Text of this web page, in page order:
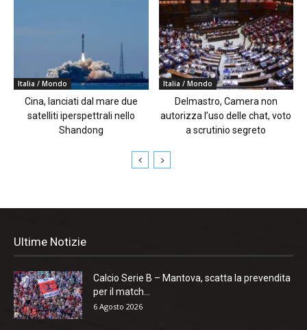
Italia / Mondo
Cina, lanciati dal mare due
satelliti iperspettrali nello
Shandong
Italia / Mondo
Delmastro, Camera non
autorizza l’uso delle chat, voto
a scrutinio segreto
Ultime Notizie
Calcio Serie B – Mantova, scatta la prevendita
per il match...
6 Agosto 2026